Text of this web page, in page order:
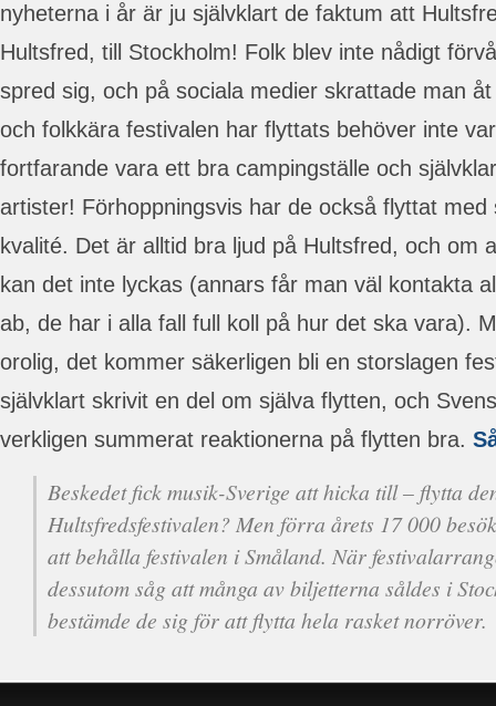
nyheterna i år är ju självklart de faktum att
Hultsfred, till Stockholm! Folk blev inte nådigt
spred sig, och på sociala medier skrattade man
och folkkära festivalen har flyttats behöver inte
fortfarande vara ett bra campingställe och
artister! Förhoppningsvis har de också flyttat
kvalité. Det är alltid bra ljud på Hultsfred, och om
kan det inte lyckas (annars får man väl kontakta
ab, de har i alla fall full koll på hur det ska vara).
orolig, det kommer säkerligen bli en storslagen
självklart skrivit en del om själva flytten, och
verkligen summerat reaktionerna på flytten bra.
Beskedet fick musik-Sverige att hicka till – flytta
Hultsfredsfestivalen? Men förra årets 17 000
att behålla festivalen i Småland. När
dessutom såg att många av biljetterna såldes i
bestämde de sig för att flytta hela rasket norröver.